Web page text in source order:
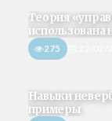
Теория
использована
275
Навыки
примеры